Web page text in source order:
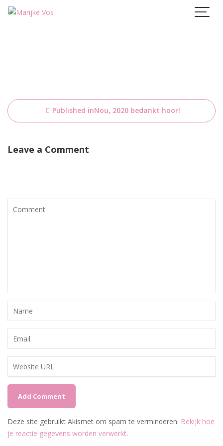
Skip
Bericht
navigatie
Published inNou, 2020 bedankt hoor!
Leave a Comment
Deze site gebruikt Akismet om spam te verminderen. Bekijk hoe
je reactie gegevens worden verwerkt.